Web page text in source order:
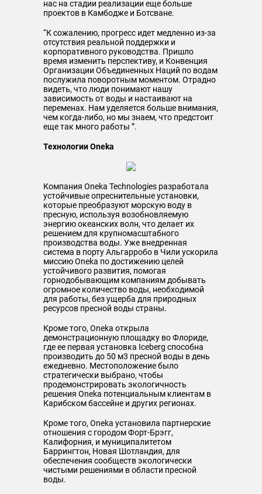
нас на стадии реализации еще больше
проектов в Камбодже и Ботсване.
“К сожалению, прогресс идет медленно из-за
отсутствия реальной поддержки и
корпоративного руководства. Пришло
время изменить перспективу, и Конвенция
Организации Объединенных Наций по водам
послужила поворотным моментом. Отрадно
видеть, что люди понимают нашу
зависимость от воды и настаивают на
переменах. Нам уделяется больше внимания,
чем когда-либо, но мы знаем, что предстоит
еще так много работы ”.
Технологии Oneka
Компания Oneka Technologies разработала
устойчивые опреснительные установки,
которые преобразуют морскую воду в
пресную, используя возобновляемую
энергию океанских волн, что делает их
решением для крупномасштабного
производства воды. Уже внедренная
система в порту Альгарробо в Чили ускорила
миссию Oneka по достижению целей
устойчивого развития, помогая
горнодобывающим компаниям добывать
огромное количество воды, необходимой
для работы, без ущерба для природных
ресурсов пресной воды страны.
Кроме того, Oneka открыла
демонстрационную площадку во Флориде,
где ее первая установка Iceberg способна
производить до 50 м3 пресной воды в день
ежедневно. Местоположение было
стратегически выбрано, чтобы
продемонстрировать экологичность
решения Oneka потенциальным клиентам в
Карибском бассейне и других регионах.
Кроме того, Oneka установила партнерские
отношения с городом Форт-Брэгг,
Калифорния, и муниципалитетом
Баррингтон, Новая Шотландия, для
обеспечения сообществ экологически
чистыми решениями в области пресной
воды.